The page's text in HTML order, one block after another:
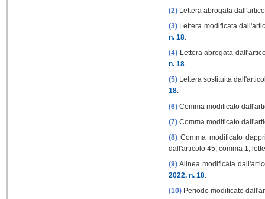
(2) Lettera abrogata
(3) Lettera modificata
n. 18.
(4) Lettera abrogata
n. 18.
(5) Lettera sostituita
18.
(6) Comma modificato
(7) Comma modificato
(8) Comma modificato
dall'articolo 45, comma 1,
(9) Alinea modificata
2022, n. 18.
(10) Periodo modificato